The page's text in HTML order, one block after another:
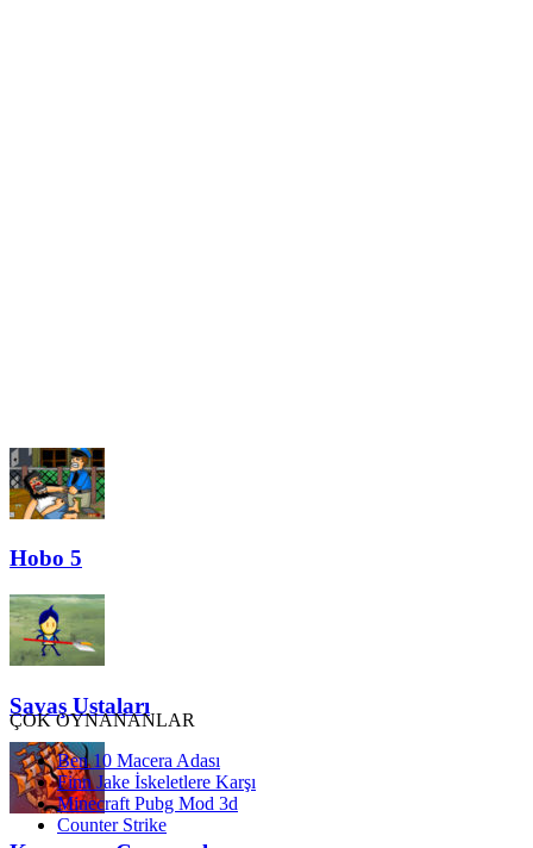
Hobo 5
Savaş Ustaları
ÇOK OYNANANLAR
Ben 10 Macera Adası
Finn Jake İskeletlere Karşı
Minecraft Pubg Mod 3d
Counter Strike